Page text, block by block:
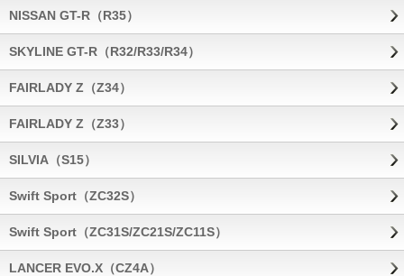
NISSAN GT-R（R35）
SKYLINE GT-R（R32/R33/R34）
FAIRLADY Z（Z34）
FAIRLADY Z（Z33）
SILVIA（S15）
Swift Sport（ZC32S）
Swift Sport（ZC31S/ZC21S/ZC11S）
LANCER EVO.X（CZ4A）